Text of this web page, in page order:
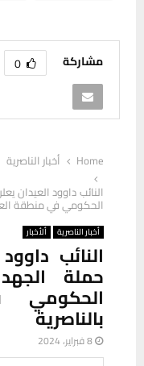
مشاركة 0
Home
أخبار الناصرية
النائب داوود العيدان
الحكومي في منطقة
أخبار الناصرية ألأخبار
النائب
حملة
بالناصرية
8 فبراير، 2024